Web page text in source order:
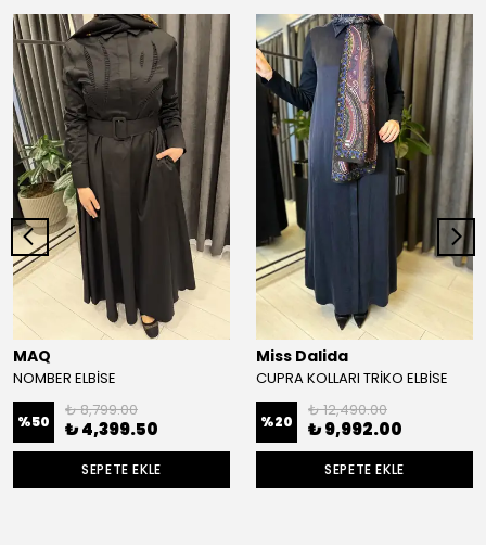
MAQ
NOMBER ELBİSE
%50
₺ 8,799.00
₺ 4,399.50
SEPETE EKLE
Miss Dalida
CUPRA KOLLARI TRİKO ELBİSE
%20
₺ 12,490.00
₺ 9,992.00
SEPETE EKLE